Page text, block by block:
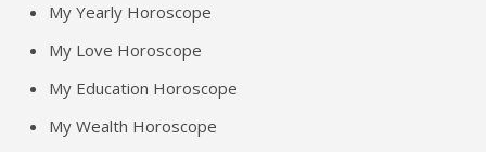
My Yearly Horoscope
My Love Horoscope
My Education Horoscope
My Wealth Horoscope